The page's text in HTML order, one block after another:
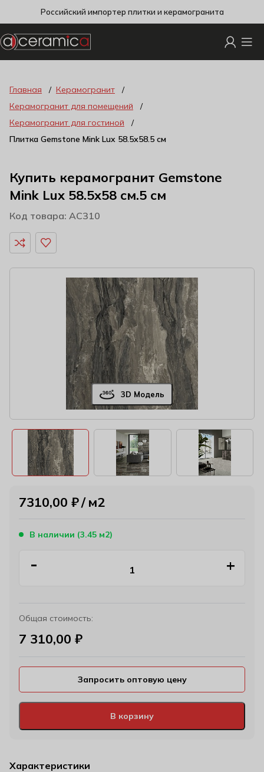
Российский импортер плитки и керамогранита
Главная
Керамогранит
Керамогранит для помещений
Керамогранит для гостиной
Плитка Gemstone Mink Lux 58.5х58.5 см
Купить керамогранит Gemstone
Mink Lux 58.5х58 см.5 см
Код товара: AC310
3D Модель
Характеристики
7310,00 ₽ м2
В наличии (3.45 м2)
В корзину
Общая стоимость:
7 310,00 ₽
Запросить оптовую цену